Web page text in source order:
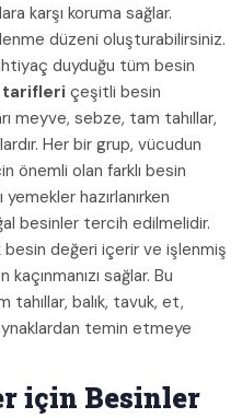
karşı koruma sağlar.
düzeni oluşturabilirsiniz.
duyduğu tüm besin
tarifleri çeşitli besin
meyve, sebze, tam tahıllar,
Her bir grup, vücudun
önemli olan farklı besin
yemekler hazırlanırken
besinler tercih edilmelidir.
değeri içerir ve işlenmiş
sağlar. Bu
balık, tavuk, et,
temin etmeye
için Besinler